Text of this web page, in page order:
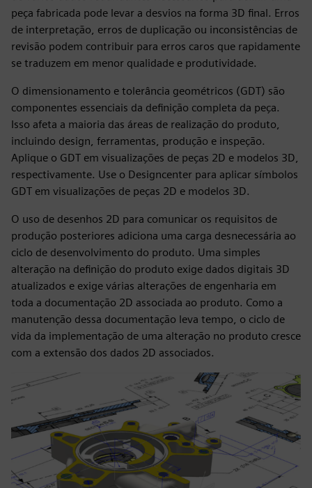
peça fabricada pode levar a desvios na forma 3D final. Erros
de interpretação, erros de duplicação ou inconsistências de
revisão podem contribuir para erros caros que rapidamente
se traduzem em menor qualidade e produtividade.
O dimensionamento e tolerância geométricos (GDT) são
componentes essenciais da definição completa da peça.
Isso afeta a maioria das áreas de realização do produto,
incluindo design, ferramentas, produção e inspeção.
Aplique o GDT em visualizações de peças 2D e modelos 3D,
respectivamente. Use o Designcenter para aplicar símbolos
GDT em visualizações de peças 2D e modelos 3D.
O uso de desenhos 2D para comunicar os requisitos de
produção posteriores adiciona uma carga desnecessária ao
ciclo de desenvolvimento do produto. Uma simples
alteração na definição do produto exige dados digitais 3D
atualizados e exige várias alterações de engenharia em
toda a documentação 2D associada ao produto. Como a
manutenção dessa documentação leva tempo, o ciclo de
vida da implementação de uma alteração no produto cresce
com a extensão dos dados 2D associados.